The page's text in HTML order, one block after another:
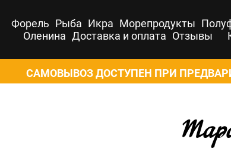
Форель Рыба Икра Морепродукты
Оленина Доставка и оплата Отзывы
САМОВЫВОЗ ДОСТУПЕН ПРИ